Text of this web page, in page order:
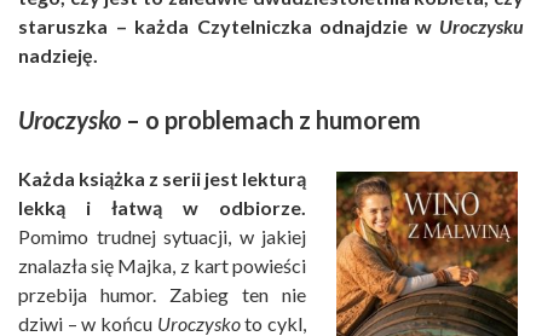
staruszka – każda Czytelniczka odnajdzie w Uroczysku
nadzieję.
Uroczysko – o problemach z humorem
Każda książka z serii jest lekturą
lekką i łatwą w odbiorze.
Pomimo trudnej sytuacji, w jakiej
znalazła się Majka, z kart powieści
przebija humor. Zabieg ten nie
dziwi – w końcu Uroczyskoto cykl,